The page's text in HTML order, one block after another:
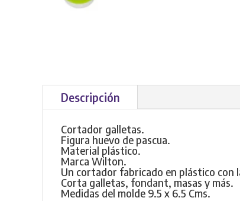
Descripción
Cortador galletas.
Figura huevo de pascua.
Material plástico.
Marca Wilton.
Un cortador fabricado en plástico con
Corta galletas, fondant, masas y más.
Medidas del molde 9.5 x 6.5 Cms.